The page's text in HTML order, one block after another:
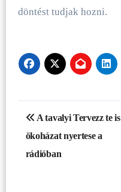
döntést tudjak hozni.
Bejegyzés
navigáció
A tavalyi Tervezz te is
ökoházat nyertese a
rádióban